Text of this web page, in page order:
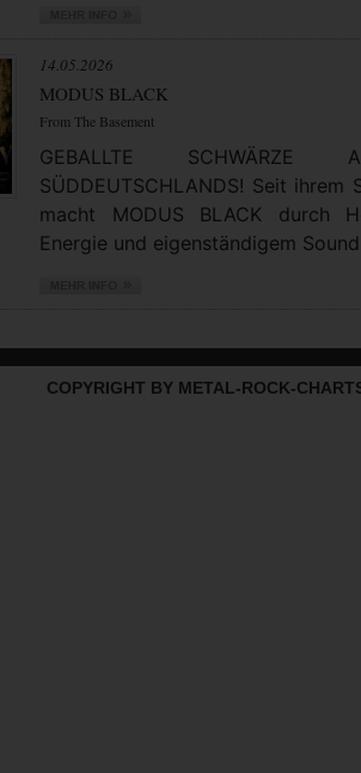
14.05.2026
MODUS BLACK
From The Basement
GEBALLTE
SÜDDEUTSCHLANDS! Seit
macht MODUS BLACK durch
Energie und eigenständigem
COPYRIGHT BY METAL-ROCK-